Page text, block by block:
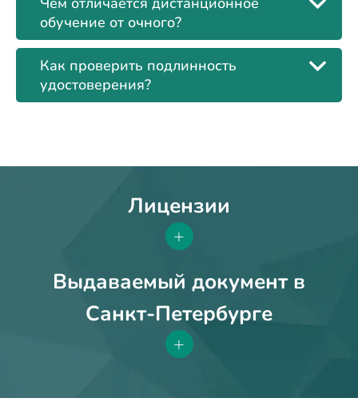
обучение от очного?
Как проверить подлинность
удостоверения?
Лицензии
+
Выдаваемый документ в
Санкт-Петербурге
+